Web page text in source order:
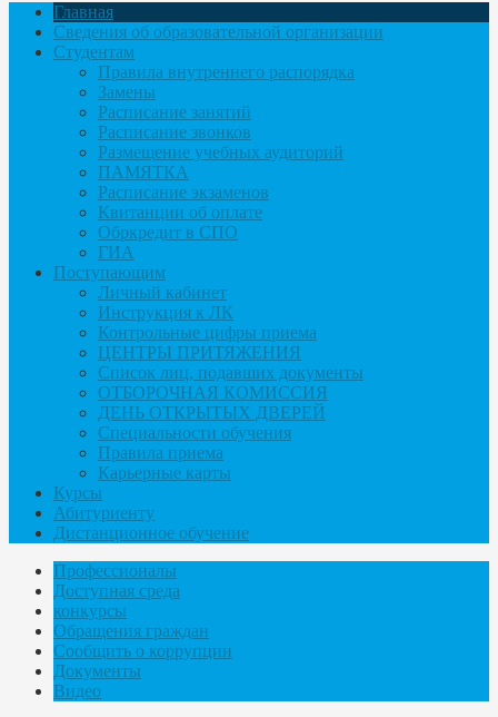
Главная
Сведения об образовательной организации
Студентам
Правила внутреннего распорядка
Замены
Расписание занятий
Расписание звонков
Размещение учебных аудиторий
ПАМЯТКА
Расписание экзаменов
Квитанции об оплате
Обркредит в СПО
ГИА
Поступающим
Личный кабинет
Инструкция к ЛК
Контрольные цифры приема
ЦЕНТРЫ ПРИТЯЖЕНИЯ
Список лиц, подавших документы
ОТБОРОЧНАЯ КОМИССИЯ
ДЕНЬ ОТКРЫТЫХ ДВЕРЕЙ
Специальности обучения
Правила приема
Карьерные карты
Курсы
Абитуриенту
Дистанционное обучение
Профессионалы
Доступная среда
конкурсы
Обращения граждан
Сообщить о коррупции
Документы
Видео